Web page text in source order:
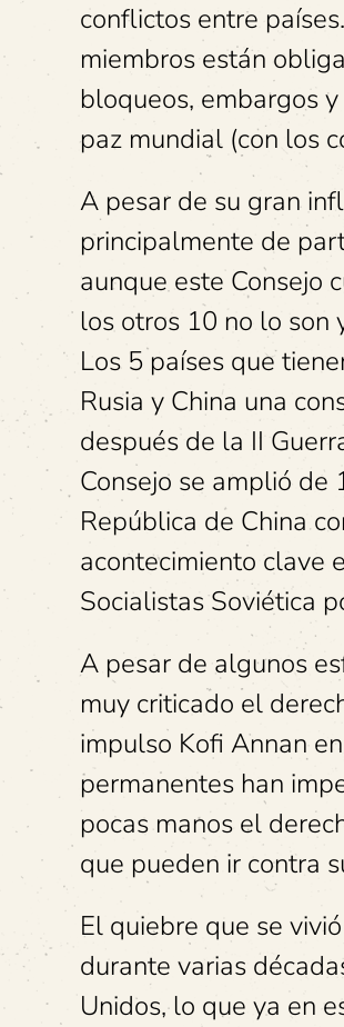
conflictos entre
miembros están
bloqueos, embargos
paz mundial (con los
A pesar de su gran
principalmente de
aunque este Consejo
los otros 10 no lo son
Los 5 países que
Rusia y China una
después de la II
Consejo se amplió de
República de China
acontecimiento clave
Socialistas Soviética
A pesar de algunos
muy criticado el
impulso Kofi Annan
permanentes han
pocas manos el
que pueden ir contra
El quiebre que se
durante varias
Unidos, lo que ya en